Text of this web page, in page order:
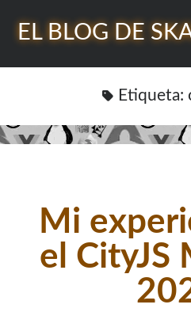
EL BLOG DE
Barra
Etiqueta:
Mi
el CityJS